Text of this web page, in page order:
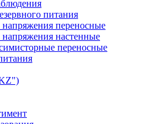
питания
переносные
настенные
переносные